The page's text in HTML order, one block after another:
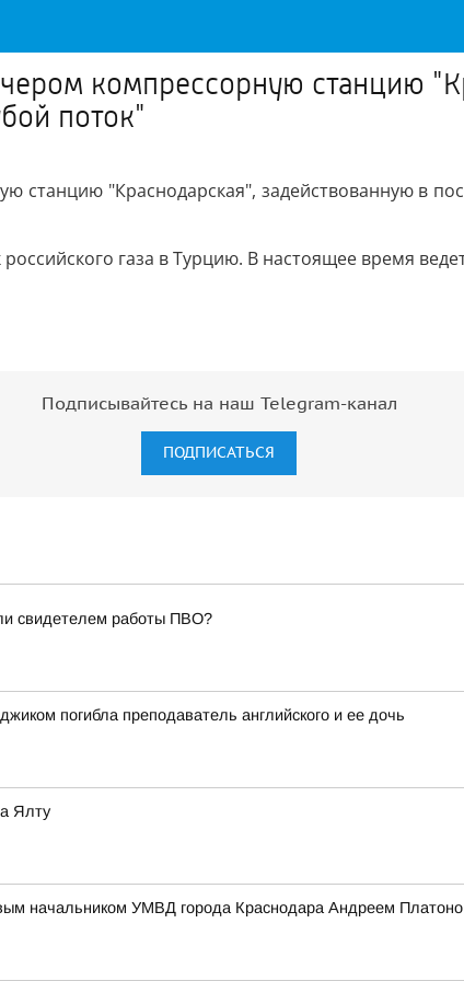
компрессорную станцию
поток"
станцию "Краснодарская", задействованную в
газа в Турцию. В настоящее время
Подписывайтесь на наш Telegram-канал
ПОДПИСАТЬСЯ
свидетелем работы ПВО?
погибла преподаватель английского и ее дочь
Ялту
начальником УМВД города Краснодара Андреем